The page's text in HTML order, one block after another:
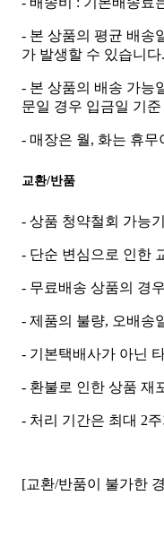
- 본 상품의 평균 배송
가 발생할 수 있습니다
- 본 상품의 배송 가능
문일 경우 입금일 기
- 매장은 월, 화는 휴
교환/반품
- 상품 청약철회 가능
- 단순 변심으로 인한
- 무료배송 상품의 경
- 제품의 불량, 오배송
- 기본택배사가 아닌
- 환불로 인한 상품 재
- 처리 기간은 최대 2
[교환/반품이 불가한